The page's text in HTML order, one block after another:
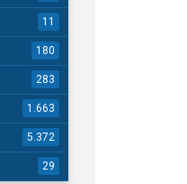
11
180
283
1.663
5.372
29